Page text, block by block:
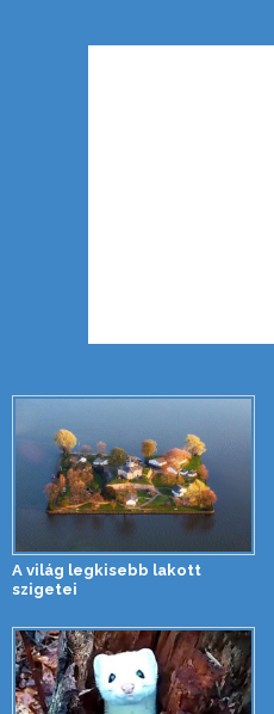
A világ legkisebb lakott
szigetei